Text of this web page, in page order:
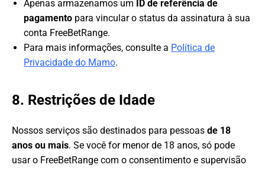
Apenas armazenamos um
ID de referência de
pagamento para vincular o status da assinatura à sua
conta FreeBetRange.
Para mais informações, consulte a Política de
Privacidade do Mamo.
8. Restrições de Idade
Nossos serviços são destinados para pessoas de 18
anos ou mais. Se você for menor de 18 anos, só pode
usar o FreeBetRange com o consentimento e supervisão